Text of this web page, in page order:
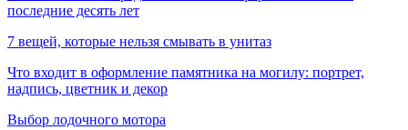
последние десять лет
7 вещей, которые нельзя смывать в унитаз
Что входит в оформление памятника на могилу: портрет,
надпись, цветник и декор
Выбор лодочного мотора